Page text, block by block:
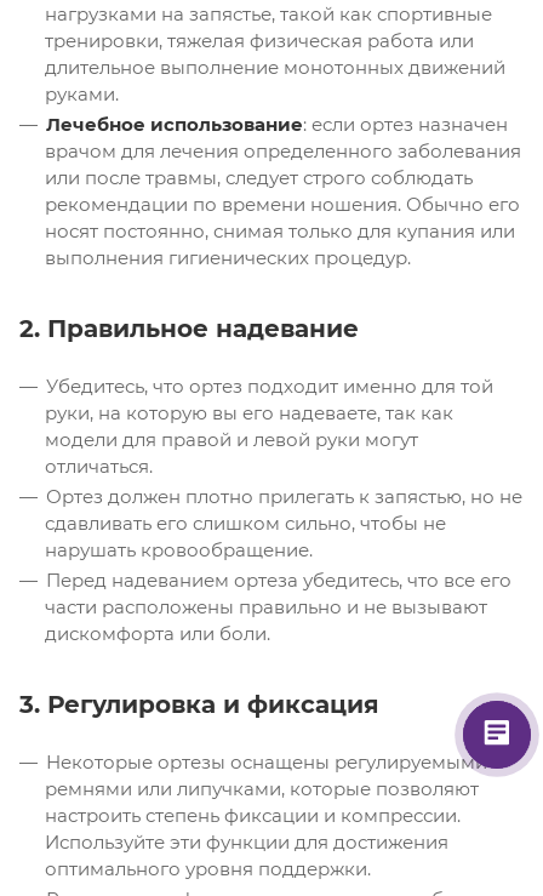
нагрузками на запястье, такой как спортивные
тренировки, тяжелая физическая работа или
длительное выполнение монотонных движений
руками.
Лечебное использование: если ортез назначен
врачом для лечения определенного заболевания
или после травмы, следует строго соблюдать
рекомендации по времени ношения. Обычно его
носят постоянно, снимая только для купания или
выполнения гигиенических процедур.
2. Правильное надевание
Убедитесь, что ортез подходит именно для той
руки, на которую вы его надеваете, так как
модели для правой и левой руки могут
отличаться.
Ортез должен плотно прилегать к запястью, но не
сдавливать его слишком сильно, чтобы не
нарушать кровообращение.
Перед надеванием ортеза убедитесь, что все его
части расположены правильно и не вызывают
дискомфорта или боли.
3. Регулировка и фиксация
Некоторые ортезы оснащены регулируемыми
ремнями или липучками, которые позволяют
настроить степень фиксации и компрессии.
Используйте эти функции для достижения
оптимального уровня поддержки.